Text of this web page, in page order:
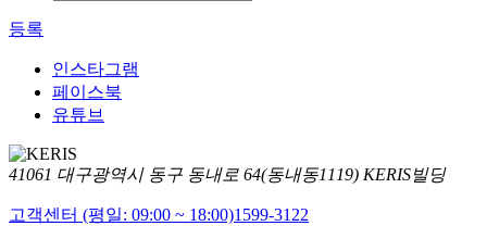
등록
인스타그램
페이스북
유튜브
41061 대구광역시 동구 동내로 64(동내동1119) KERIS빌딩
고객센터 (평일: 09:00 ~ 18:00)1599-3122